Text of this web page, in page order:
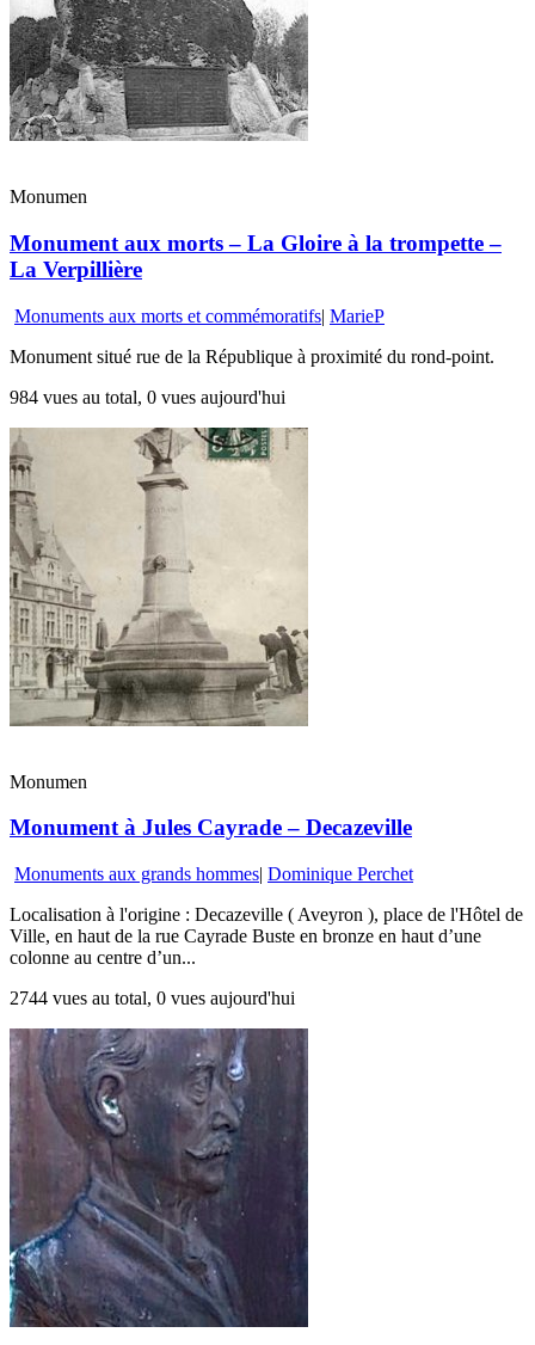
Monumen
Monument aux morts – La Gloire à la trompette –
La Verpillière
Monuments aux morts et commémoratifs| MarieP
Monument situé rue de la République à proximité du rond-point.
984 vues au total, 0 vues aujourd'hui
Monumen
Monument à Jules Cayrade – Decazeville
Monuments aux grands hommes| Dominique Perchet
Localisation à l'origine : Decazeville ( Aveyron ), place de l'Hôtel de
Ville, en haut de la rue Cayrade Buste en bronze en haut d’une
colonne au centre d’un...
2744 vues au total, 0 vues aujourd'hui